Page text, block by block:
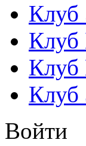
Клуб
Клуб
Клуб
Клуб
Войти